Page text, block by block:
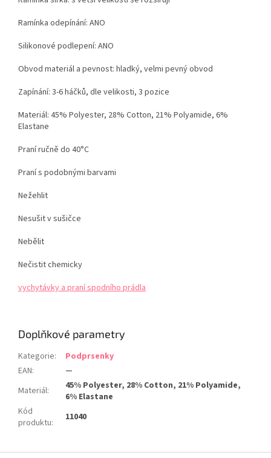
Ramínka odepínání: ANO
Silikonové podlepení: ANO
Obvod materiál a pevnost: hladký, velmi pevný obvod
Zapínání: 3-6 háčků, dle velikosti, 3 pozice
Materiál: 45% Polyester, 28% Cotton, 21% Polyamide, 6%
Elastane
Praní ručně do 40°C
Praní s podobnými barvami
Nežehlit
Nesušit v sušičce
Nebělit
Nečistit chemicky
vychytávky a praní spodního prádla
Doplňkové parametry
Kategorie:
Podprsenky
EAN:
—
Materiál:
45% Polyester, 28% Cotton, 21% Polyamide,
6% Elastane
Kód
produktu: 11040